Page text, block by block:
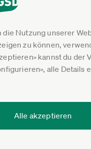
die Nutzung unserer
zu können,
kannst du der
alle Details
Alle akzeptieren
Deutschland e.V.